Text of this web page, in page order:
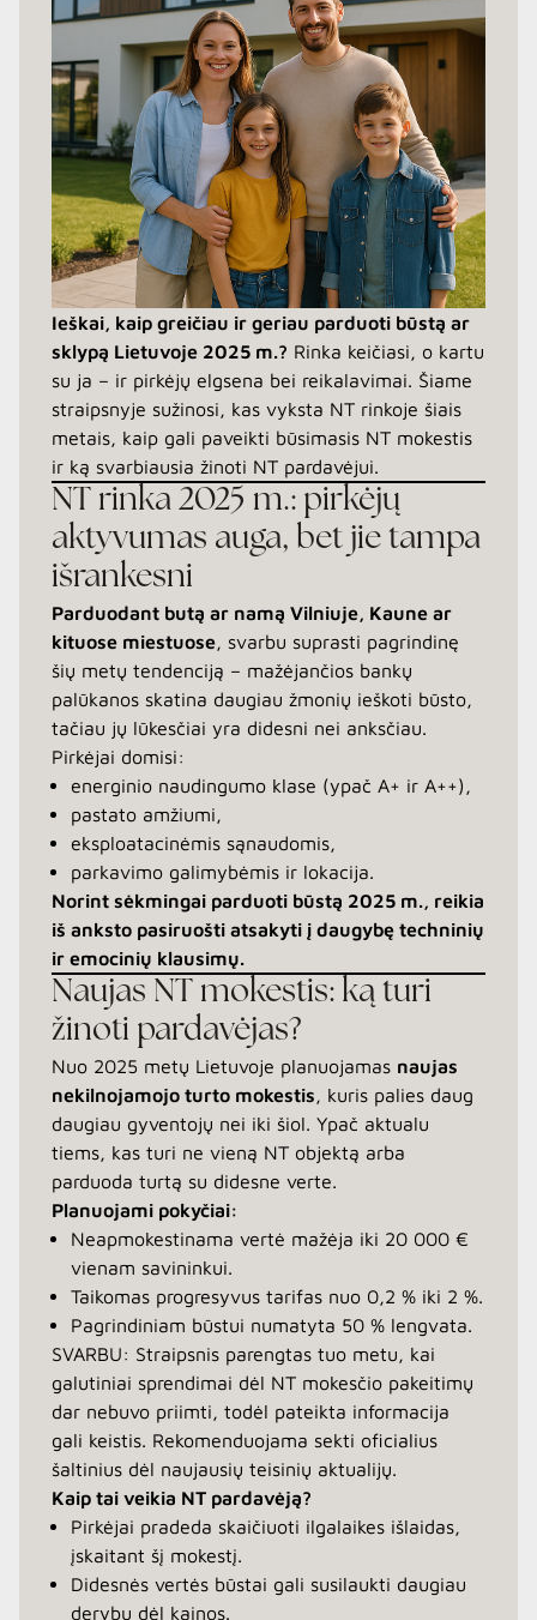
Ieškai, kaip greičiau ir geriau parduoti būstą ar
sklypą Lietuvoje 2025 m.? Rinka keičiasi, o kartu
su ja – ir pirkėjų elgsena bei reikalavimai. Šiame
straipsnyje sužinosi, kas vyksta NT rinkoje šiais
metais, kaip gali paveikti būsimasis NT mokestis
ir ką svarbiausia žinoti NT pardavėjui.
NT rinka 2025 m.: pirkėjų
aktyvumas auga, bet jie tampa
išrankesni
Parduodant butą ar namą Vilniuje, Kaune ar
kituose miestuose, svarbu suprasti pagrindinę
šių metų tendenciją – mažėjančios bankų
palūkanos skatina daugiau žmonių ieškoti būsto,
tačiau jų lūkesčiai yra didesni nei anksčiau.
Pirkėjai domisi:
energinio naudingumo klase (ypač A+ ir A++),
pastato amžiumi,
eksploatacinėmis sąnaudomis,
parkavimo galimybėmis ir lokacija.
Norint sėkmingai parduoti būstą 2025 m., reikia
iš anksto pasiruošti atsakyti į daugybę techninių
ir emocinių klausimų.
Naujas NT mokestis: ką turi
žinoti pardavėjas?
Nuo 2025 metų Lietuvoje planuojamas naujas
nekilnojamojo turto mokestis, kuris palies daug
daugiau gyventojų nei iki šiol. Ypač aktualu
tiems, kas turi ne vieną NT objektą arba
parduoda turtą su didesne verte.
Planuojami pokyčiai:
Neapmokestinama vertė mažėja iki 20 000 €
vienam savininkui.
Taikomas progresyvus tarifas nuo 0,2 % iki 2 %.
Pagrindiniam būstui numatyta 50 % lengvata.
SVARBU: Straipsnis parengtas tuo metu, kai
galutiniai sprendimai dėl NT mokesčio pakeitimų
dar nebuvo priimti, todėl pateikta informacija
gali keistis. Rekomenduojama sekti oficialius
šaltinius dėl naujausių teisinių aktualijų.
Kaip tai veikia NT pardavėją?
Pirkėjai pradeda skaičiuoti ilgalaikes išlaidas,
įskaitant šį mokestį.
Didesnės vertės būstai gali susilaukti daugiau
derybų dėl kainos.